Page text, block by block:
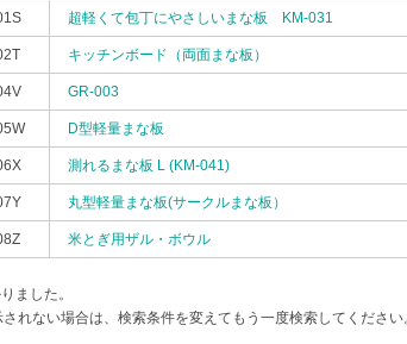
超軽くて包丁にやさしいまな板 KM-031
キッチンボード（両面まな板）
GR-003
D型軽量まな板
測れるまな板 L (KM-041)
丸型軽量まな板(サークルまな板）
米とぎ用ザル・ボウル
ました。
れない場合は、検索条件を変えてもう一度検索してください